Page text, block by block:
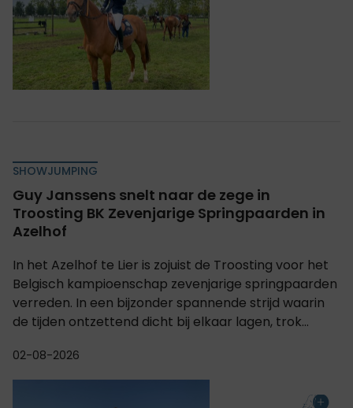
SHOWJUMPING
Guy Janssens snelt naar de zege in
Troosting BK Zevenjarige Springpaarden in
Azelhof
In het Azelhof te Lier is zojuist de Troosting voor het
Belgisch kampioenschap zevenjarige springpaarden
verreden. In een bijzonder spannende strijd waarin
de tijden ontzettend dicht bij elkaar lagen, trok...
02-08-2026